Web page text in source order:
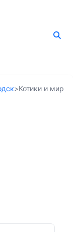
>Котики и мир